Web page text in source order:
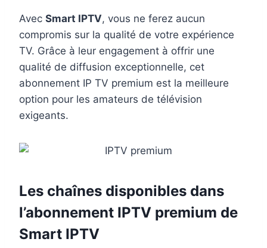
Avec Smart IPTV, vous ne ferez aucun
compromis sur la qualité de votre expérience
TV. Grâce à leur engagement à offrir une
qualité de diffusion exceptionnelle, cet
abonnement IP TV premium est la meilleure
option pour les amateurs de télévision
exigeants.
Les chaînes disponibles dans
l’abonnement IPTV premium de
Smart IPTV